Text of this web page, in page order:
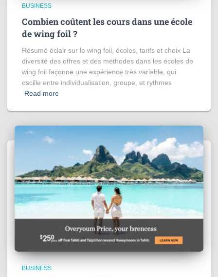
BUSINESS
Combien coûtent les cours dans une école
de wing foil ?
Résumé éclair sur le wing foil, écoles, tarifs et choix La
diversité des offres et des méthodes dans les écoles de
wing foil façonne une expérience très variable, qui
oscille entre individualisation, groupe, et rythmes
Read more
BUSINESS